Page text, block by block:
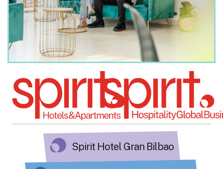
Spirit Hotel Gran Bilbao